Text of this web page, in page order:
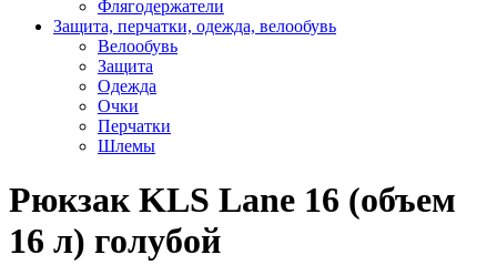
Флягодержатели
Защита, перчатки, одежда, велообувь
Велообувь
Защита
Одежда
Очки
Перчатки
Шлемы
Рюкзак KLS Lane 16 (объем
16 л) голубой